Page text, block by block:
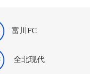
富川FC
全北现代